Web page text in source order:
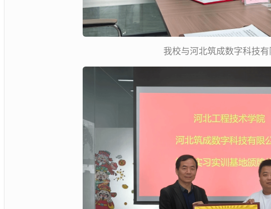
我校与河北筑成数字科技